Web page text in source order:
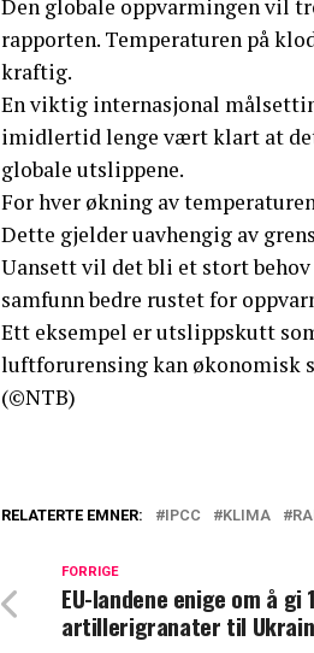
Den globale oppvarmingen vil
rapporten. Temperaturen på
kraftig.
En viktig internasjonal
imidlertid lenge vært klart at
globale utslippene.
For hver økning av
Dette gjelder uavhengig av
Uansett vil det bli et stort
samfunn bedre rustet for
Ett eksempel er utslippskutt
luftforurensing kan økonomisk
(©NTB)
RELATERTE EMNER: IPCC KLIMA
FORRIGE
EU-landene enige om å gi
artillerigranater til